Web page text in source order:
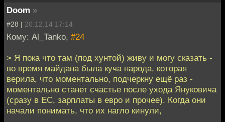
Doom »
#28 | 20.12.14 17:14
Кому: Al_Tanko, #24
> Я пока что там (под хунтой) живу и могу сказать -
во время майдана была куча народа, которая
верила, что моментально, подчеркну ещё раз -
моментально станет счастье после ухода Януковича
(сразу в ЕС, зарплаты в евро и прочее). Когда они
начали понимать, что их нагло кинули,